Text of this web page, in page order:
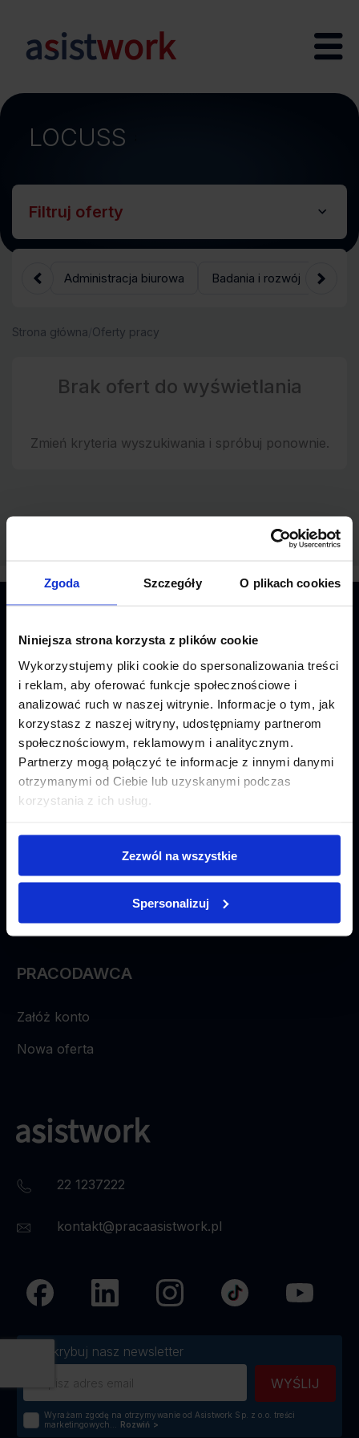
Zgoda Szczegóły O plikach cookies
Niniejsza strona korzysta z plików cookie
Wykorzystujemy pliki cookie do spersonalizowania treści
i reklam, aby oferować funkcje społecznościowe i
analizować ruch w naszej witrynie. Informacje o tym, jak
korzystasz z naszej witryny, udostępniamy partnerom
społecznościowym, reklamowym i analitycznym.
Partnerzy mogą połączyć te informacje z innymi danymi
otrzymanymi od Ciebie lub uzyskanymi podczas
korzystania z ich usług.
Zezwól na wszystkie
Spersonalizuj
LOCUSS
Filtruj oferty
Administracja biurowa Badania i rozwój
Strona główna Oferty pracy
Brak ofert do wyświetlania
Zmień kryteria wyszukiwania i spróbuj ponownie.
22 1237222
kontakt@pracaasistwork.pl
O NAS
Regulamin
Polityka prywatności
Kontakt
KANDYDAT
Szukaj ofert pracy
PRACODAWCA
Załóż konto
Nowa oferta
Subskrybuj nasz newsletter
Wyrażam zgodę na otrzymywanie od Asistwork Sp. z o.o. treści
marketingowych...
Rozwiń >